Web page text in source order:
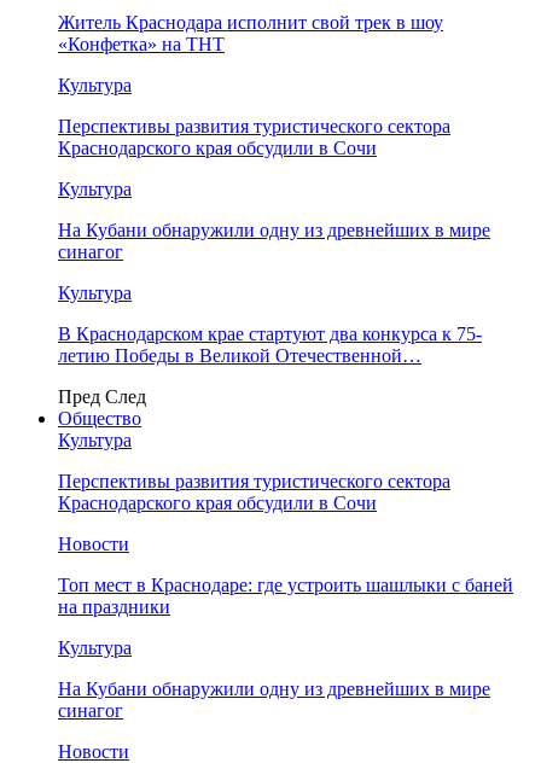
Житель Краснодара исполнит свой трек в шоу
«Конфетка» на ТНТ
Культура
Перспективы развития туристического сектора
Краснодарского края обсудили в Сочи
Культура
На Кубани обнаружили одну из древнейших в мире
синагог
Культура
В Краснодарском крае стартуют два конкурса к 75-
летию Победы в Великой Отечественной…
Пред След
Общество
Культура
Перспективы развития туристического сектора
Краснодарского края обсудили в Сочи
Новости
Топ мест в Краснодаре: где устроить шашлыки с баней
на праздники
Культура
На Кубани обнаружили одну из древнейших в мире
синагог
Новости